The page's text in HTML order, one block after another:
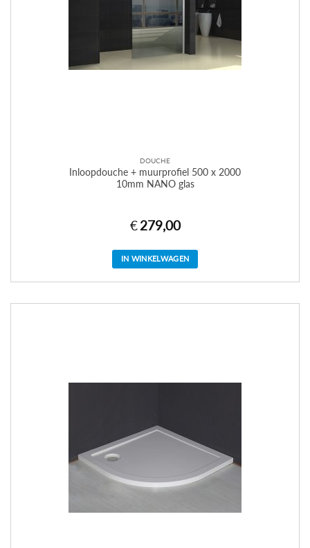
DOUCHE
Inloopdouche + muurprofiel 500 x 2000
10mm NANO glas
€ 279,00
IN WINKELWAGEN